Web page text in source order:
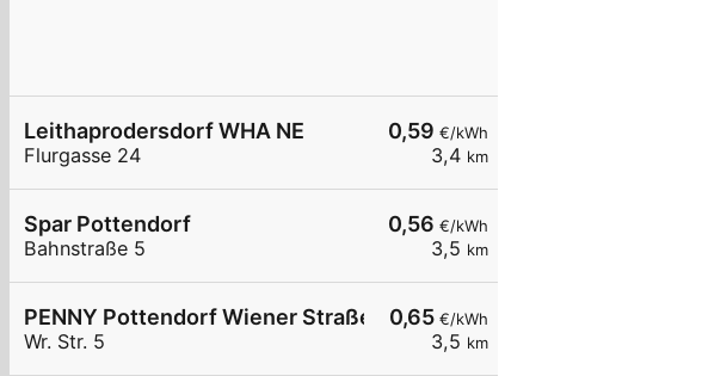
0,59 €/kWh
3,4 km
Leithaprodersdorf WHA NE
Flurgasse 24
0,56 €/kWh
3,5 km
Spar Pottendorf
Bahnstraße 5
0,65€/kWh
3,5 km
PENNY Pottendorf Wiener Straße 5
Wr. Str. 5